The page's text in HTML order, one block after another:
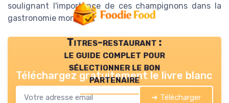
soulignant l'importance de ces champignons dans la
gastronomie mondiale.
Titres-restaurant :
le guide complet pour
sélectionner le bon
partenaire
Téléchargez gratuitement le livre blanc
➔ Télécharger